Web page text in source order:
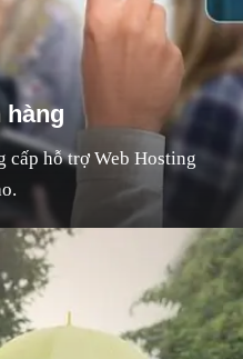
hàng
cấp hỗ trợ Web Hosting